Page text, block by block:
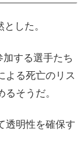
した。
する選手たち
よる死亡のリス
そうだ。
透明性を確保す